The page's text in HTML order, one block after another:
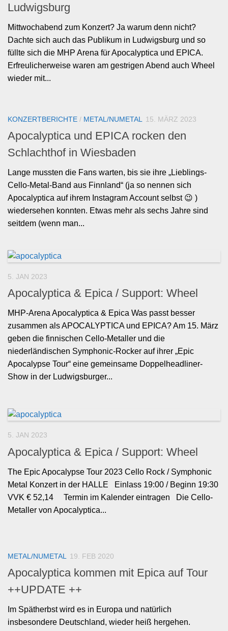
Ludwigsburg
Mittwochabend zum Konzert? Ja warum denn nicht?
Dachte sich auch das Publikum in Ludwigsburg und so
füllte sich die MHP Arena für Apocalyptica und EPICA.
Erfreulicherweise waren am gestrigen Abend auch Wheel
wieder mit...
KONZERTBERICHTE / METAL/NUMETAL 15. MÄRZ 2023
Apocalyptica und EPICA rocken den
Schlachthof in Wiesbaden
Lange mussten die Fans warten, bis sie ihre „Lieblings-
Cello-Metal-Band aus Finnland“ (ja so nennen sich
Apocalyptica auf ihrem Instagram Account selbst 😉 )
wiedersehen konnten. Etwas mehr als sechs Jahre sind
seitdem (wenn man...
5. JAN 2023
Apocalyptica & Epica / Support: Wheel
MHP-Arena Apocalyptica & Epica Was passt besser
zusammen als APOCALYPTICA und EPICA? Am 15. März
geben die finnischen Cello-Metaller und die
niederländischen Symphonic-Rocker auf ihrer „Epic
Apocalypse Tour“ eine gemeinsame Doppelheadliner-
Show in der Ludwigsburger...
5. JAN 2023
Apocalyptica & Epica / Support: Wheel
The Epic Apocalypse Tour 2023 Cello Rock / Symphonic
Metal Konzert in der HALLE Einlass 19:00 / Beginn 19:30
VVK € 52,14 Termin im Kalender eintragen Die Cello-
Metaller von Apocalyptica...
METAL/NUMETAL 19. FEB 2020
Apocalyptica kommen mit Epica auf Tour
++UPDATE ++
Im Spätherbst wird es in Europa und natürlich
insbesondere Deutschland, wieder heiß hergehen.